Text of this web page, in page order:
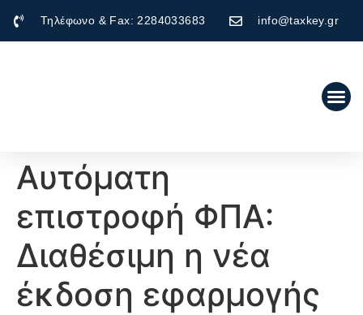
Τηλέφωνο & Fax: 2284033683 info@taxkey.gr
Αυτόματη
επιστροφή ΦΠΑ:
Διαθέσιμη η νέα
έκδοση εφαρμογής